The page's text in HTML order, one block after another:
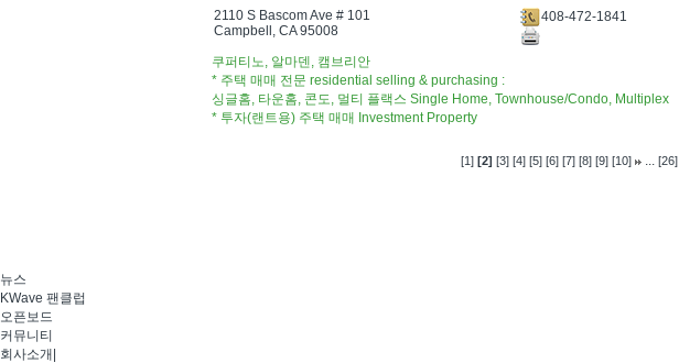
2110 S Bascom Ave # 101
Campbell, CA 95008
408-472-1841
쿠퍼티노, 알마덴, 캠브리안
* 주택 매매 전문 residential selling & purchasing :
싱글홈, 타운홈, 콘도, 멀티 플랙스 Single Home, Townhouse/Condo, Multiplex
* 투자(랜트용) 주택 매매 Investment Property
[1] [2] [3] [4] [5] [6] [7] [8] [9] [10] ... [26]
뉴스
KWave 팬클럽
오픈보드
커뮤니티
회사소개